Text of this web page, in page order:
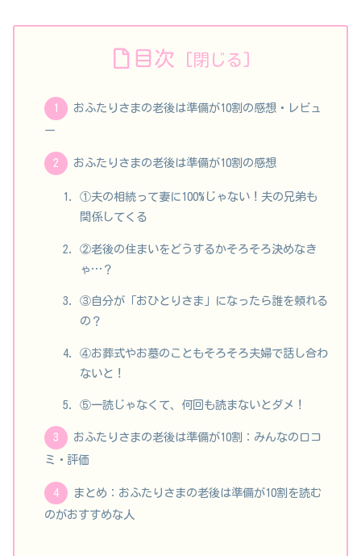
目次
おふたりさまの老後は準備が10割の感想・レビュ
ー
おふたりさまの老後は準備が10割の感想
①夫の相続って妻に100%じゃない！夫の兄弟も
関係してくる
②老後の住まいをどうするかそろそろ決めなき
ゃ…？
③自分が「おひとりさま」になったら誰を頼れる
の？
④お葬式やお墓のこともそろそろ夫婦で話し合わ
ないと！
⑤一読じゃなくて、何回も読まないとダメ！
おふたりさまの老後は準備が10割：みんなの口コ
ミ・評価
まとめ：おふたりさまの老後は準備が10割を読む
のがおすすめな人